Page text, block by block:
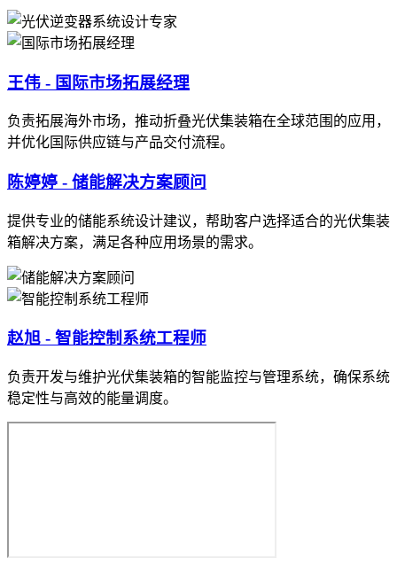
王伟 - 国际市场拓展经理
负责拓展海外市场，推动折叠光伏集装箱在全球范围的应用，
并优化国际供应链与产品交付流程。
陈婷婷 - 储能解决方案顾问
提供专业的储能系统设计建议，帮助客户选择适合的光伏集装
箱解决方案，满足各种应用场景的需求。
赵旭 - 智能控制系统工程师
负责开发与维护光伏集装箱的智能监控与管理系统，确保系统
稳定性与高效的能量调度。